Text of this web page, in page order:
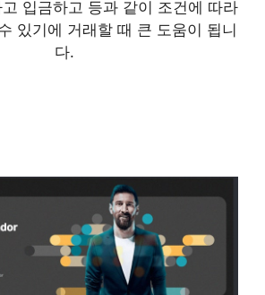
입금하고 등과 같이 조건에 따라
있기에 거래할 때 큰 도움이 됩니
다.